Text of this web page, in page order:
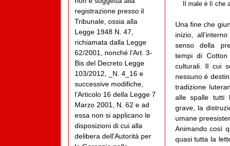
Il male è lì che
Una fine che
inizio,
senso della
tempi di
culturali. Il cui
nessuno è
tradizione
alle spalle tutti
grave, la
umane
Animando così
quasi tutta la
registrazione presso il
Tribunale, ossia alla
Legge 1948 N. 47,
richiamata dalla Legge
62/2001, nonché l’Art. 3-
Bis del Decreto Legge
103/2012, _N. 4_16 e
successive modifiche,
l’Articolo 16 della Legge 7
Marzo 2001, N. 62 e ad
essa non si applicano le
disposizioni di cui alla
delibera dell'Autorità per